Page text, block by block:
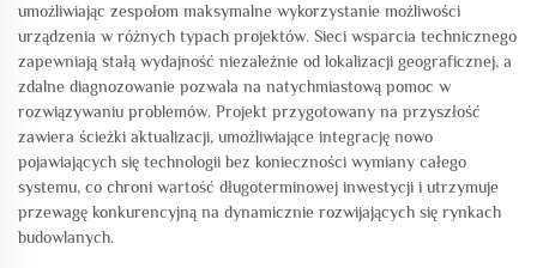
umożliwiając zespołom maksymalne wykorzystanie możliwości
urządzenia w różnych typach projektów. Sieci wsparcia technicznego
zapewniają stałą wydajność niezależnie od lokalizacji geograficznej, a
zdalne diagnozowanie pozwala na natychmiastową pomoc w
rozwiązywaniu problemów. Projekt przygotowany na przyszłość
zawiera ścieżki aktualizacji, umożliwiające integrację nowo
pojawiających się technologii bez konieczności wymiany całego
systemu, co chroni wartość długoterminowej inwestycji i utrzymuje
przewagę konkurencyjną na dynamicznie rozwijających się rynkach
budowlanych.